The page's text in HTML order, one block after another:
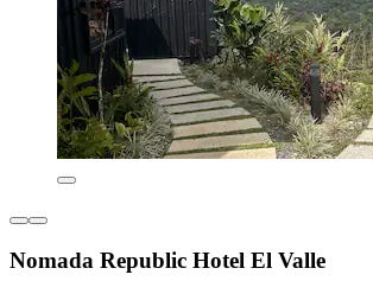
Nomada Republic Hotel El Valle